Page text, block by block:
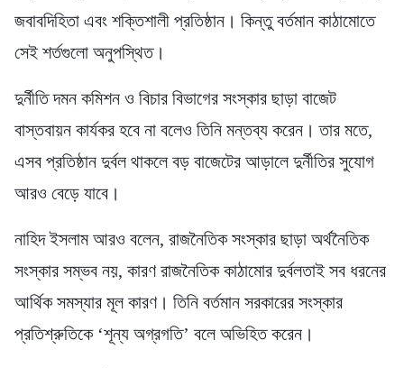
জবাবদিহিতা এবং শক্তিশালী প্রতিষ্ঠান। কিন্তু বর্তমান কাঠামোতে
সেই শর্তগুলো অনুপস্থিত।
দুর্নীতি দমন কমিশন ও বিচার বিভাগের সংস্কার ছাড়া বাজেট
বাস্তবায়ন কার্যকর হবে না বলেও তিনি মন্তব্য করেন। তার মতে,
এসব প্রতিষ্ঠান দুর্বল থাকলে বড় বাজেটের আড়ালে দুর্নীতির সুযোগ
আরও বেড়ে যাবে।
নাহিদ ইসলাম আরও বলেন, রাজনৈতিক সংস্কার ছাড়া অর্থনৈতিক
সংস্কার সম্ভব নয়, কারণ রাজনৈতিক কাঠামোর দুর্বলতাই সব ধরনের
আর্থিক সমস্যার মূল কারণ। তিনি বর্তমান সরকারের সংস্কার
প্রতিশ্রুতিকে ‘শূন্য অগ্রগতি’ বলে অভিহিত করেন।